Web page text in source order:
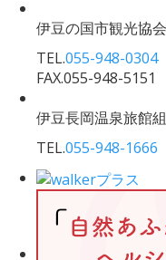
伊豆の国市観光協会
TEL.055-948-0304
FAX.055-948-5151
伊豆長岡温泉旅館
TEL.055-948-1666